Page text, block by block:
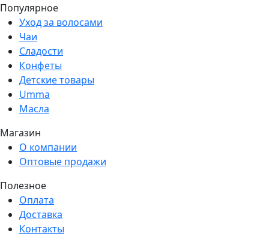
Популярное
Уход за волосами
Чаи
Сладости
Конфеты
Детские товары
Umma
Масла
Магазин
О компании
Оптовые продажи
Полезное
Оплата
Доставка
Контакты